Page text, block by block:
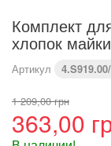
Комплект
хлопок
Артикул
1 209,00 грн
363,00